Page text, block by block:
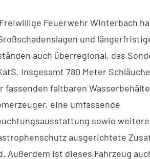
Feuerwehr Winterbach
und
auch überregional, das
Insgesamt 780 Meter
fassenden faltbaren
eine umfassende
sowie
ausgerichtete
Außerdem ist dieses Fahrzeug